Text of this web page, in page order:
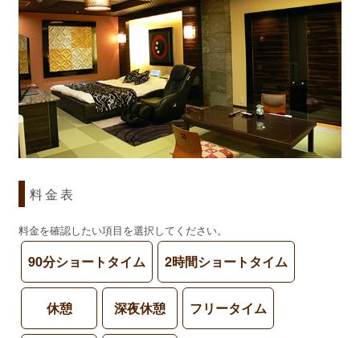
料金表
料金を確認したい項目を選択してください。
90分ショートタイム 2時間ショートタイム
休憩 深夜休憩 フリータイム